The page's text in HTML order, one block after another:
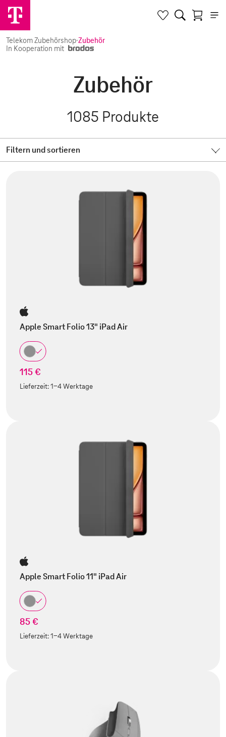
Telekom Zubehörshop·Zubehör
In Kooperation mit
Zubehör
1085 Produkte
Filtern und sortieren
Apple Smart Folio 13" iPad Air
115 €
Lieferzeit:1-4 Werktage
Apple Smart Folio 11" iPad Air
85 €
Lieferzeit:1-4 Werktage